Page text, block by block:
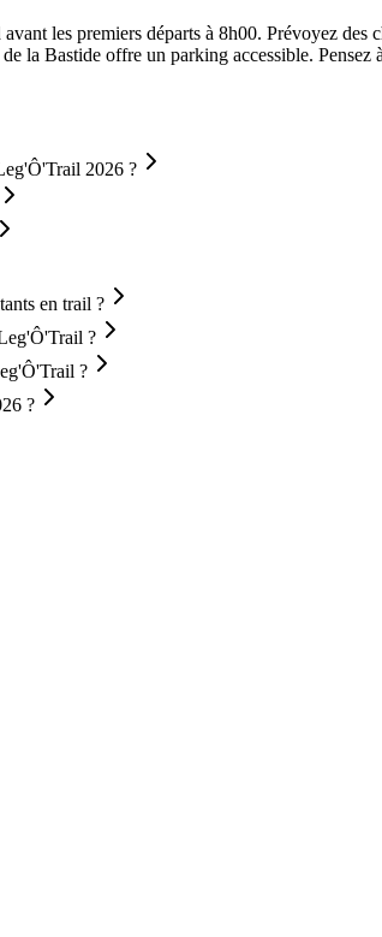
les premiers départs à 8h00. Prévoyez
la Bastide offre un parking accessible.
2026 ?
en trail ?
?
?
?